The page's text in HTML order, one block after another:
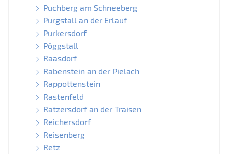
Puchberg am Schneeberg
Purgstall an der Erlauf
Purkersdorf
Pöggstall
Raasdorf
Rabenstein an der Pielach
Rappottenstein
Rastenfeld
Ratzersdorf an der Traisen
Reichersdorf
Reisenberg
Retz